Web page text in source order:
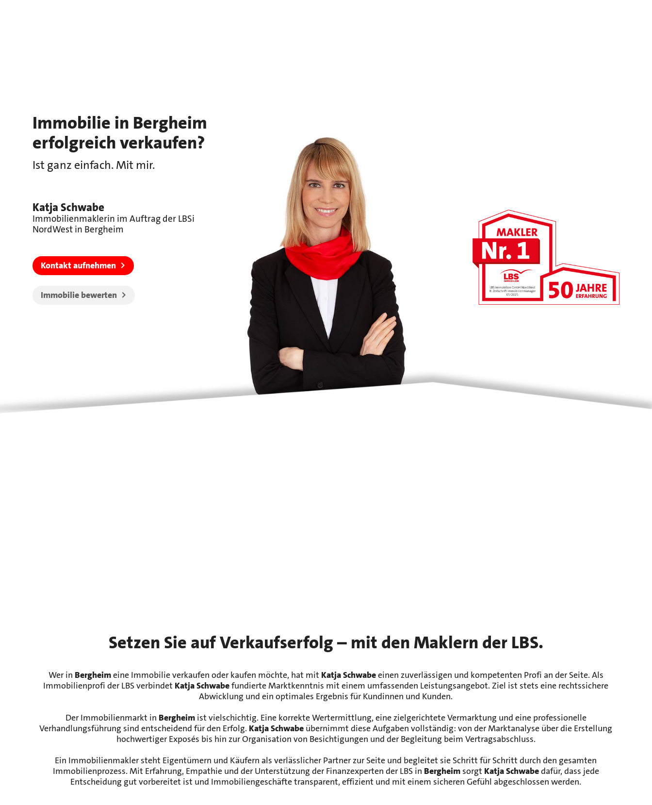
Immobilie in Bergheim
erfolgreich verkaufen?
Ist ganz einfach. Mit mir.
Katja Schwabe
Immobilienmaklerin im Auftrag der LBSi
NordWest in Bergheim
Kontakt aufnehmen
Immobilie bewerten
Setzen Sie auf Verkaufserfolg – mit den Maklern der LBS.
Wer in Bergheimeine Immobilie verkaufen oder kaufen möchte, hat mit Katja Schwabeeinen zuverlässigen und kompetenten Profi an der Seite. Als
Immobilienprofi der LBS verbindet Katja Schwabefundierte Marktkenntnis mit einem umfassenden Leistungsangebot. Ziel ist stets eine rechtssichere
Abwicklung und ein optimales Ergebnis für Kundinnen und Kunden.
Der Immobilienmarkt in Bergheimist vielschichtig. Eine korrekte Wertermittlung, eine zielgerichtete Vermarktung und eine professionelle
Verhandlungsführung sind entscheidend für den Erfolg. Katja Schwabe übernimmt diese Aufgaben vollständig: von der Marktanalyse über die Erstellung
hochwertiger Exposés bis hin zur Organisation von Besichtigungen und der Begleitung beim Vertragsabschluss.
Ein Immobilienmakler steht Eigentümern und Käufern als verlässlicher Partner zur Seite und begleitet sie Schritt für Schritt durch den gesamten
Immobilienprozess. Mit Erfahrung, Empathie und der Unterstützung der Finanzexperten der LBS in Bergheimsorgt Katja Schwabedafür, dass jede
Entscheidung gut vorbereitet ist und Immobiliengeschäfte transparent, effizient und mit einem sicheren Gefühl abgeschlossen werden.